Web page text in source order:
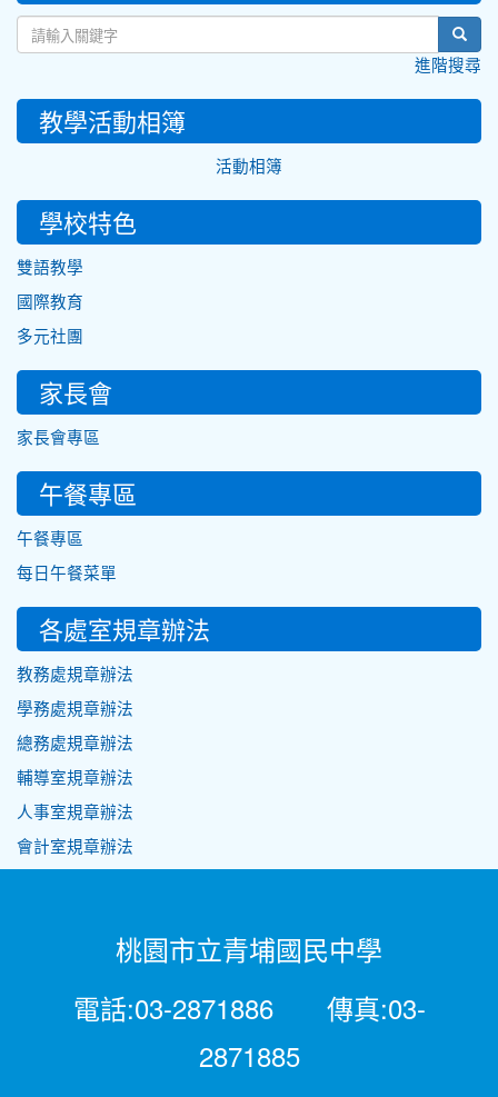
進階搜尋
教學活動相簿
活動相簿
學校特色
雙語教學
國際教育
多元社團
家長會
家長會專區
午餐專區
午餐專區
每日午餐菜單
各處室規章辦法
教務處規章辦法
學務處規章辦法
總務處規章辦法
輔導室規章辦法
人事室規章辦法
會計室規章辦法
桃園市立青埔國民中學
電話:03-2871886 傳真:03-
2871885